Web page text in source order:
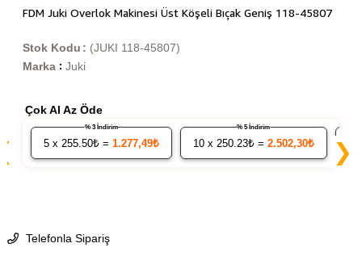
FDM Juki Overlok Makinesi Üst Köşeli Bıçak Geniş 118-45807
(JUKI 118-45807)
Stok Kodu
Marka : Juki
Çok Al Az Öde
5x 255.50₺ = 1.277,49₺
% 3 İndirim
10x 250.23₺ = 2.502,30₺
% 5 İndirim
❯
Telefonla Sipariş